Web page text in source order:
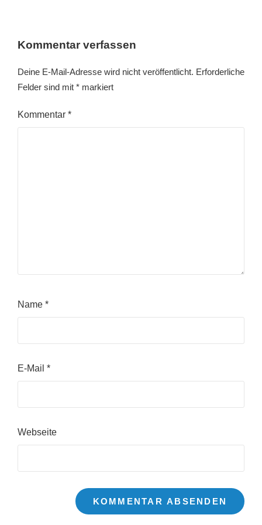
Kommentar verfassen
Deine E-Mail-Adresse wird nicht veröffentlicht. Erforderliche
Felder sind mit * markiert
Kommentar *
Name *
E-Mail *
Webseite